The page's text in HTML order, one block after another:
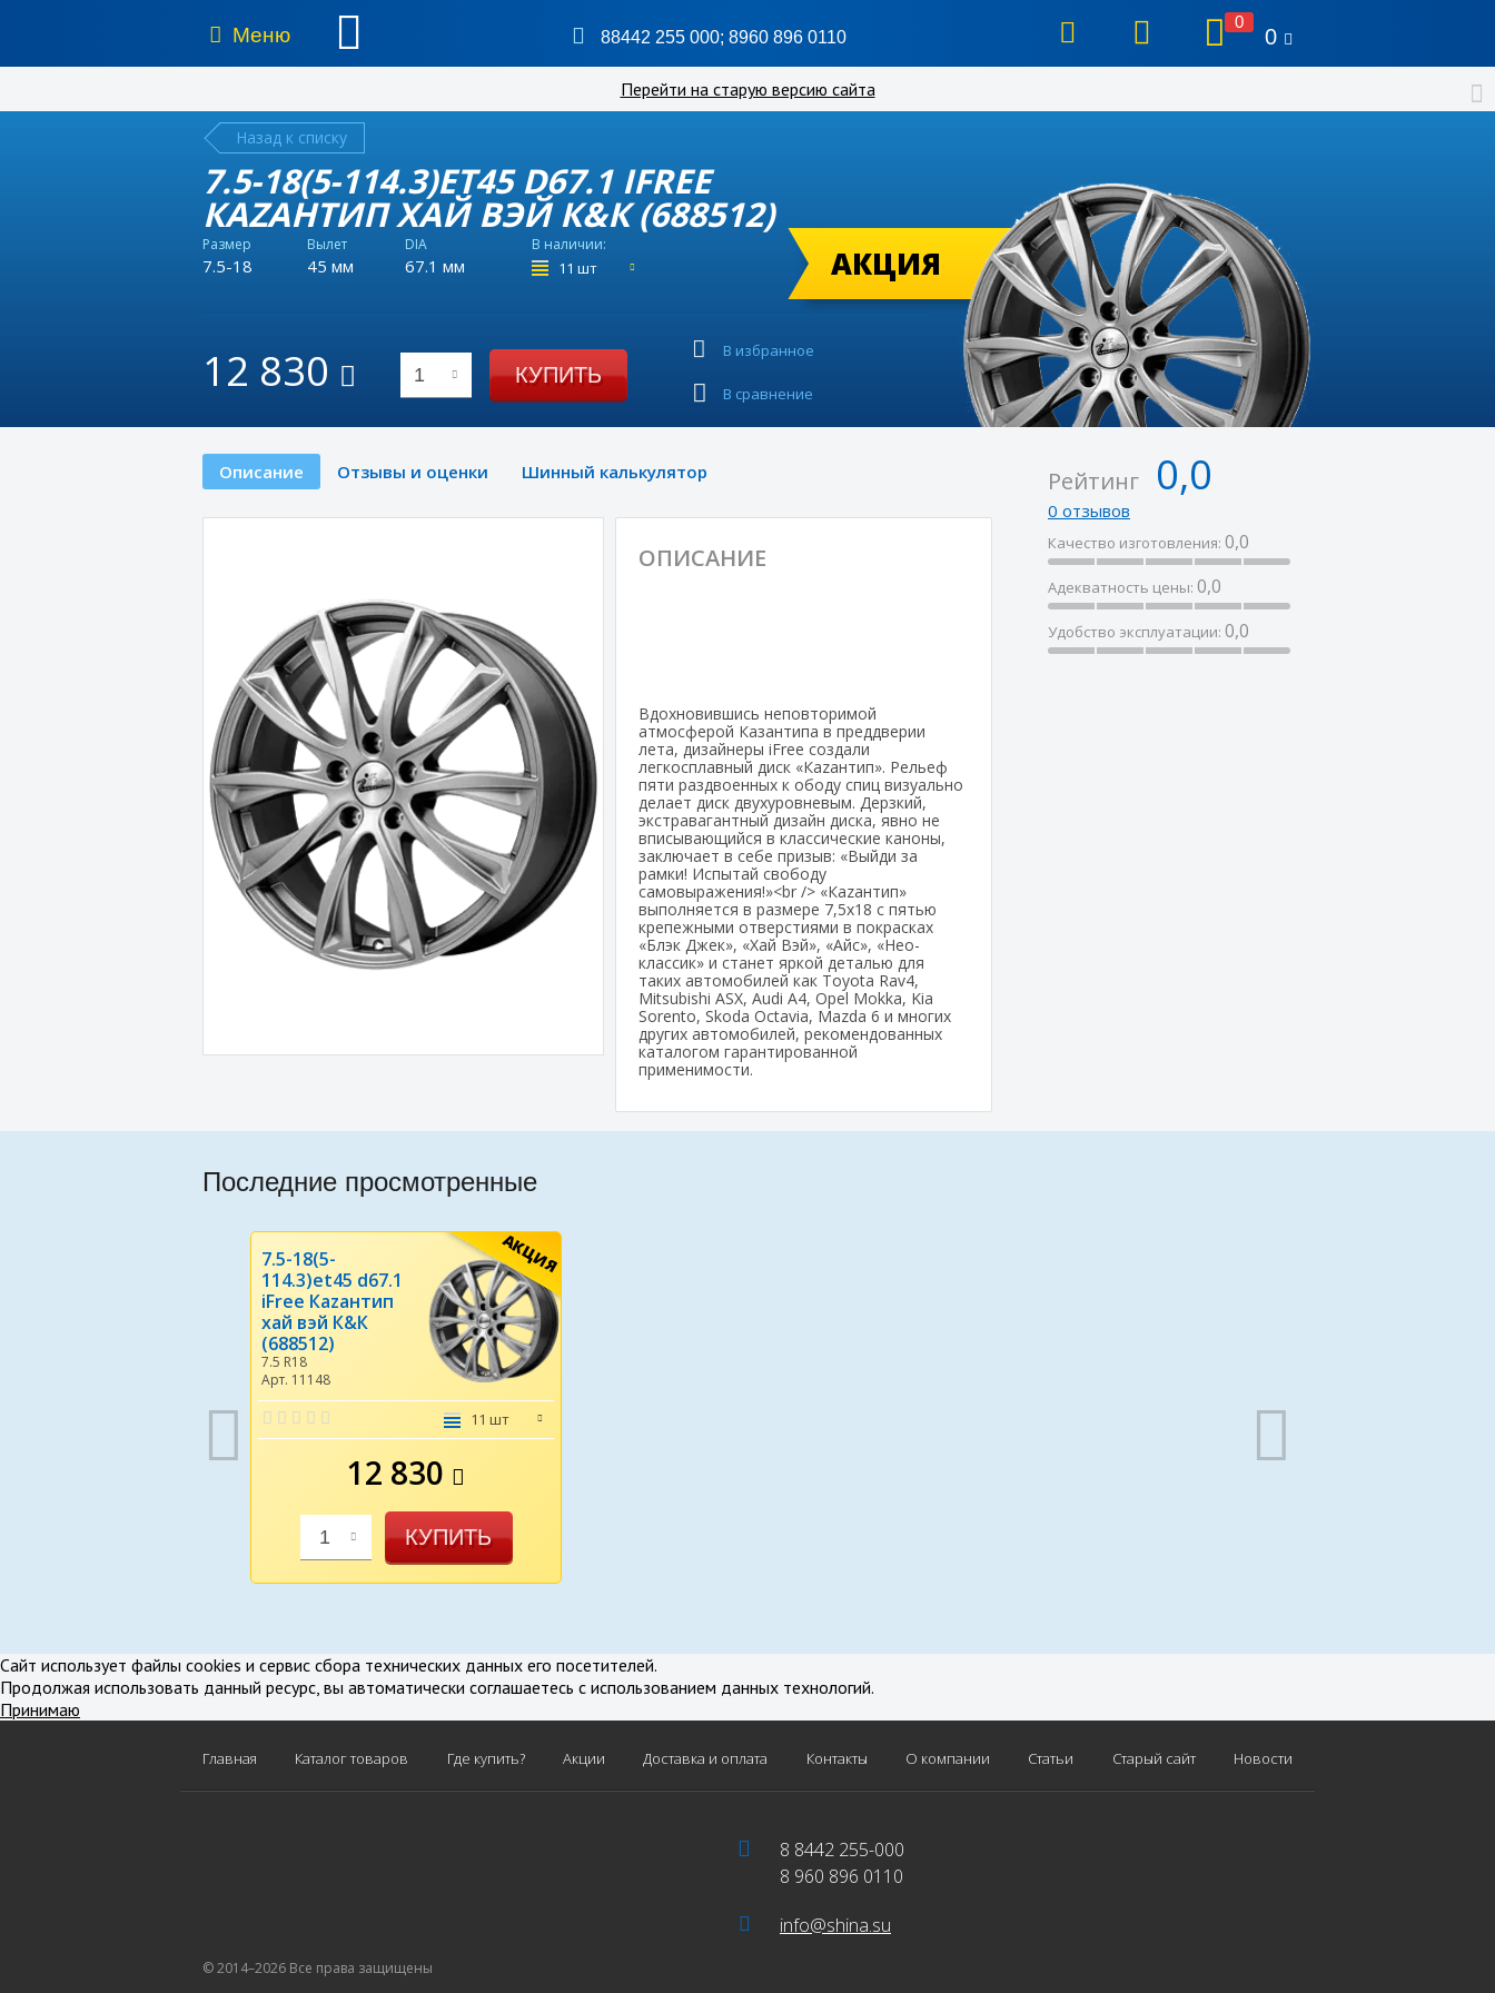
Меню 88442 255 000; 8960 896 0110
0
0
Перейти на старую версию сайта
Назад к списку
7.5-18(5-114.3)ET45 D67.1 IFREE
КАZАНТИП ХАЙ ВЭЙ К&К (688512)
Размер
7.5-18
Вылет
45 мм
DIA
67.1 мм
В наличии:
11 шт АКЦИЯ
12 830 1 КУПИТЬ
В избранное
В сравнение
Описание Отзывы и оценки Шинный калькулятор
ОПИСАНИЕ
Вдохновившись неповторимой
атмосферой Казантипа в преддверии
лета, дизайнеры iFree создали
легкосплавный диск «Каzантип». Рельеф
пяти раздвоенных к ободу спиц визуально
делает диск двухуровневым. Дерзкий,
экстравагантный дизайн диска, явно не
вписывающийся в классические каноны,
заключает в себе призыв: «Выйди за
рамки! Испытай свободу
самовыражения!»<br /> «Каzантип»
выполняется в размере 7,5х18 с пятью
крепежными отверстиями в покрасках
«Блэк Джек», «Хай Вэй», «Айс», «Нео-
классик» и станет яркой деталью для
таких автомобилей как Toyota Rav4,
Mitsubishi ASX, Audi A4, Opel Mokka, Kia
Sorento, Skoda Octavia, Mazda 6 и многих
других автомобилей, рекомендованных
каталогом гарантированной
применимости.
Рейтинг 0,0
0 отзывов
Качество изготовления: 0,0
Адекватность цены: 0,0
Удобство эксплуатации: 0,0
Последние просмотренные
АКЦИЯ
7.5-18(5-
114.3)et45 d67.1
iFree Каzантип
хай вэй К&К
(688512)
7.5 R18
Арт. 11148
11 шт
12 830
1 КУПИТЬ
В избранное В сравнение
Главная Каталог товаров Где купить? Акции Доставка и оплата Контакты О компании Статьи Старый сайт Новости
8 8442 255-000
8 960 896 0110
info@shina.su
© 2014–2026 Все права защищены
Сайт использует файлы cookies и сервис сбора технических данных его посетителей.
Продолжая использовать данный ресурс, вы автоматически соглашаетесь с использованием данных технологий.
Принимаю